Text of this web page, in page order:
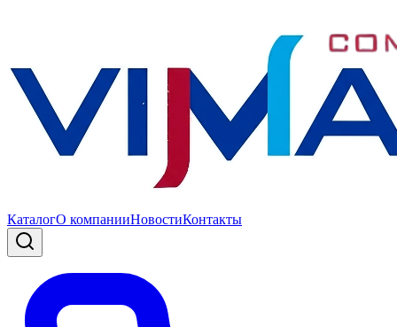
КаталогО компанииНовостиКонтакты